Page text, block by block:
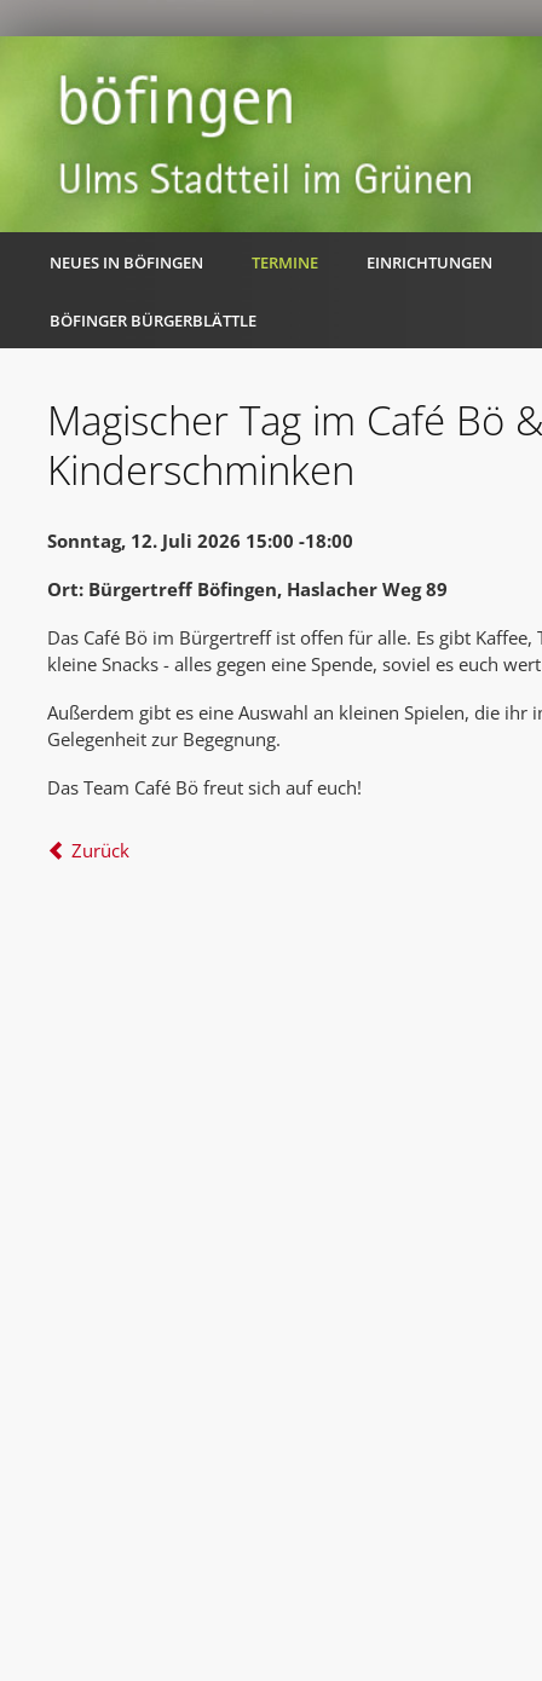
NEUES IN BÖFINGEN TERMINE EINRICHTUNGEN
BÖFINGER BÜRGERBLÄTTLE
Magischer Tag im Café Bö
Kinderschminken
Sonntag, 12. Juli 2026 15:00 -18:00
Ort: Bürgertreff Böfingen, Haslacher Weg 89
Das Café Bö im Bürgertreff ist offen für alle. Es gibt Kaffee,
kleine Snacks - alles gegen eine Spende, soviel es euch
Außerdem gibt es eine Auswahl an kleinen Spielen, die ihr
Gelegenheit zur Begegnung.
Das Team Café Bö freut sich auf euch!
Zurück